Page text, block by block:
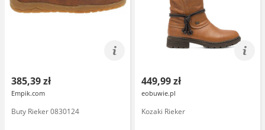
385,39 zł
Empik.com
Buty Rieker 0830124
449,99 zł
eobuwie.pl
Kozaki Rieker